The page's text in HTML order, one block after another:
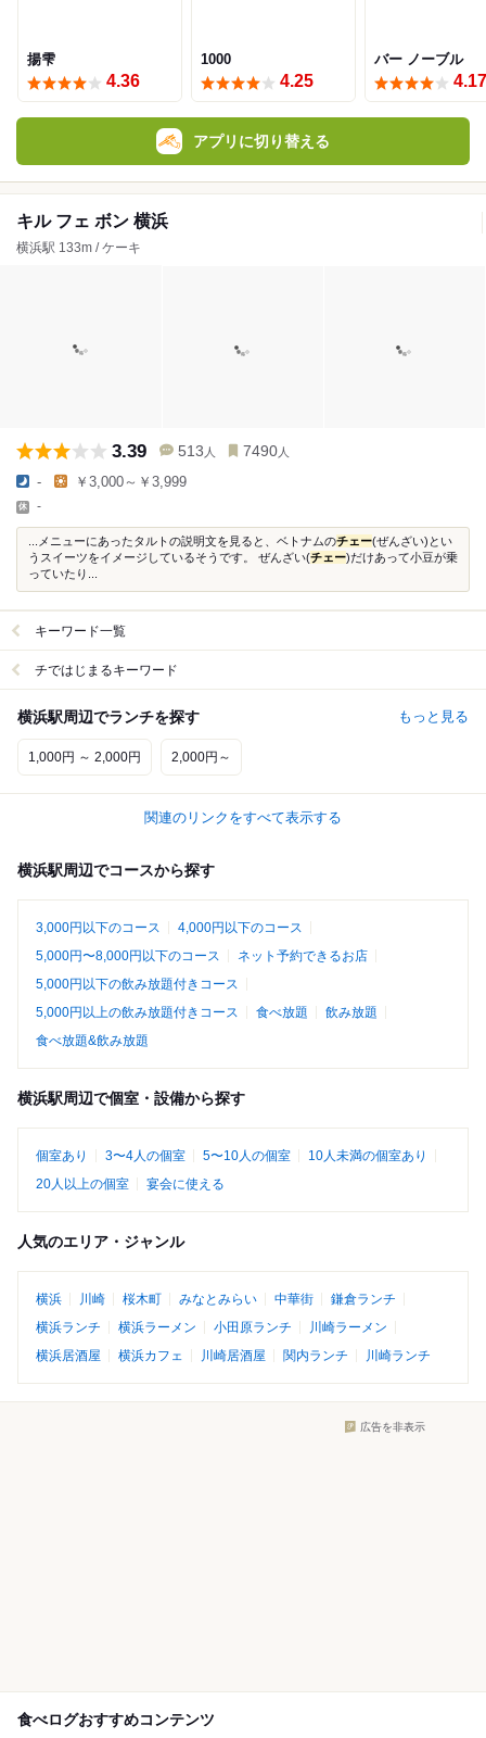
揚雫
4.36
1000
4.25
バー ノーブル
4.17
アプリに切り替える
キル フェ ボン 横浜
横浜駅 133m / ケーキ
3.39 513 人 7490 人
- ￥3,000～￥3,999
-
...メニューにあったタルトの説明文を見ると、ベトナムのチェー(ぜんざい)とい
うスイーツをイメージしているそうです。 ぜんざい(チェー)だけあって小豆が乗
っていたり...
キーワード一覧
チではじまるキーワード
横浜駅周辺でランチを探す もっと見る
1,000円 ～ 2,000円 2,000円～
関連のリンクをすべて表示する
横浜駅周辺でコースから探す
3,000円以下のコース
4,000円以下のコース
5,000円〜8,000円以下のコース
ネット予約できるお店
5,000円以下の飲み放題付きコース
5,000円以上の飲み放題付きコース
食べ放題
飲み放題
食べ放題&飲み放題
横浜駅周辺で個室・設備から探す
個室あり 3〜4人の個室 5〜10人の個室
10人未満の個室あり
20人以上の個室
宴会に使える
人気のエリア・ジャンル
横浜 川崎 桜木町 みなとみらい 中華街
鎌倉ランチ
横浜ランチ
横浜ラーメン 小田原ランチ
川崎ラーメン
横浜居酒屋
横浜カフェ 川崎居酒屋 関内ランチ 川崎ランチ
広告を非表示
食べログおすすめコンテンツ